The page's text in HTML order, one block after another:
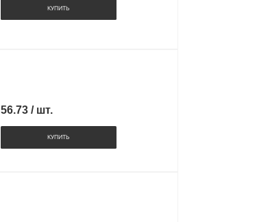
КУПИТЬ
56.73 / шт.
КУПИТЬ